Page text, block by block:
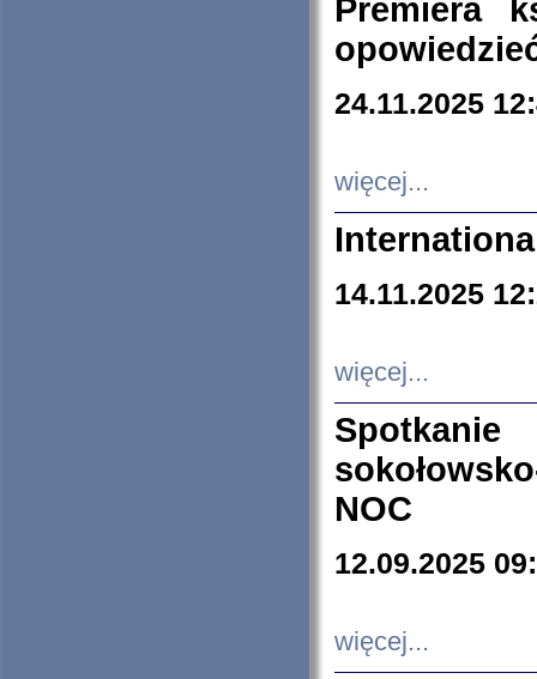
Premiera
24.11.2025
więcej...
14.11.2025
więcej...
NOC
12.09.2025
więcej...